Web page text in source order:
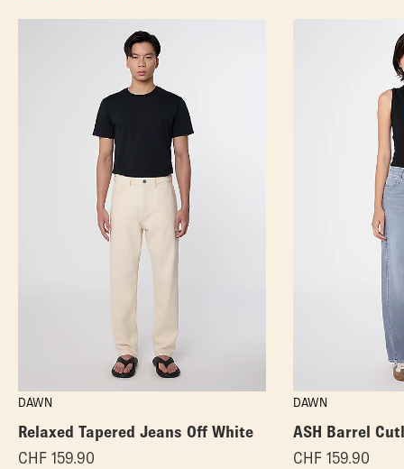
DAWN
Relaxed Tapered Jeans Off White
CHF 159.90
DAWN
ASH Barrel
CHF 159.90